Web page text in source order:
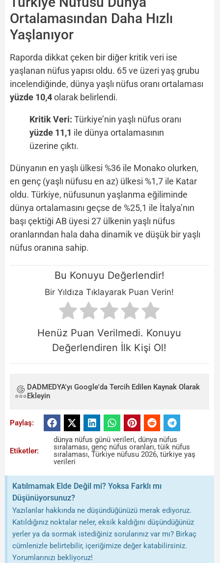
Ortalamasından Daha Hızlı
Yaşlanıyor
Raporda dikkat çeken bir diğer kritik veri ise
yaşlanan nüfus yapısı oldu. 65 ve üzeri yaş grubu
incelendiğinde, dünya yaşlı nüfus oranı ortalaması
yüzde 10,4olarak belirlendi.
Kritik Veri: Türkiye’nin yaşlı nüfus oranı
yüzde 11,1 ile dünya ortalamasının
üzerine çıktı.
Dünyanın en yaşlı ülkesi %36 ile Monako olurken,
en genç (yaşlı nüfusu en az) ülkesi %1,7 ile Katar
oldu. Türkiye, nüfusunun yaşlanma eğiliminde
dünya ortalamasını geçse de %25,1 ile İtalya’nın
başı çektiği AB üyesi 27 ülkenin yaşlı nüfus
oranlarından hala daha dinamik ve düşük bir yaşlı
nüfus oranına sahip.
Bu Konuyu Değerlendir!
Bir Yıldıza Tıklayarak Puan Verin!
Henüz Puan Verilmedi. Konuyu
Değerlendiren İlk Kişi Ol!
DADMEDYA'yı Google'da Tercih Edilen Kaynak Olarak
Ekleyin
Paylaş:
Etiketler:
dünya nüfus günü verileri,dünya nüfus
sıralaması,genç nüfus oranları,tüik nüfus
sıralaması,Türkiye nüfusu 2026,türkiye yaş
verileri
Katılmamak Elde Değil mi? Yoksa Farklı mı
Düşünüyorsunuz?
Yazılanlar hakkında ne düşündüğünüzü merak ediyoruz.
Katıldığınız noktalar neler, eksik kaldığını düşündüğünüz
yerler ya da sormak istediğiniz sorularınız var mı? Birkaç
cümlenizle belirtebilir, içeriğimize değer katabilirsiniz.
Yorumlarınızı bekliyoruz!